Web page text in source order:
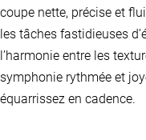
coupe nette, précise et
les tâches fastidieuses
l’harmonie entre les
symphonie rythmée et
équarrissez en cadence.